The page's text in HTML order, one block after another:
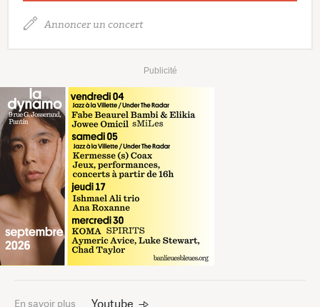
Annoncer un concert
Publicité
En savoir plus Youtube